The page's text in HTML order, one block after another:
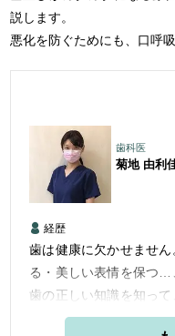
説します。
悪化を防ぐためにも、口呼
歯科医
菊地 由利
経歴
歯は健康に欠かせませ
る・美しい表情を保つ…
歯の正しい知識を知っ